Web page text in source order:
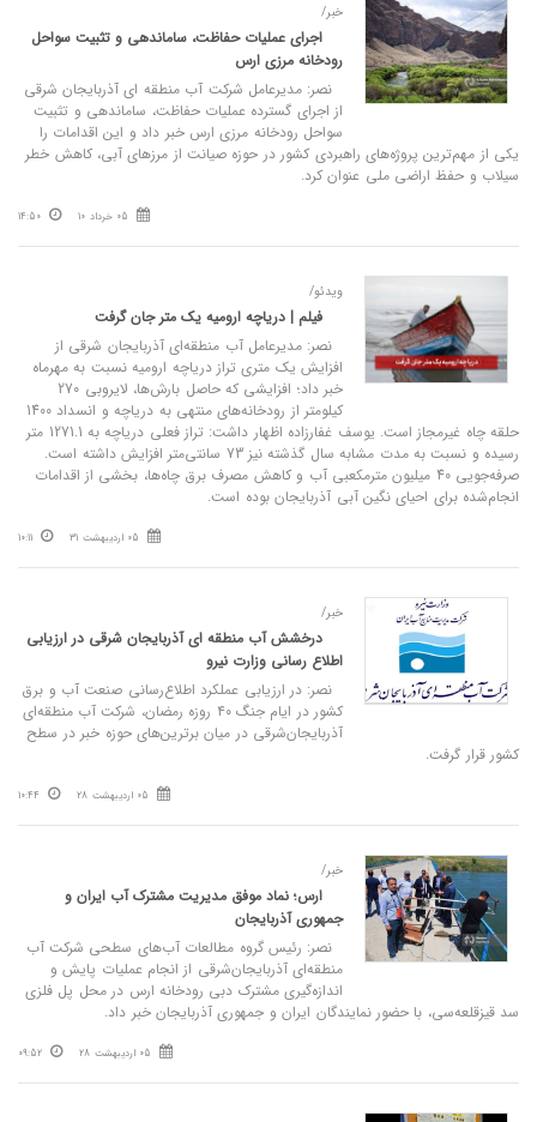
خبر/
اجرای عملیات حفاظت، ساماندهی و تثبیت سواحل
رودخانه مرزی ارس
نصر: مدیرعامل شرکت آب منطقه‌ ای آذربایجان‌ شرقی
از اجرای گسترده عملیات حفاظت، ساماندهی و تثبیت
سواحل رودخانه مرزی ارس خبر داد و این اقدامات را
یکی از مهم‌ترین پروژه‌های راهبردی کشور در حوزه صیانت از مرزهای آبی، کاهش خطر
سیلاب و حفظ اراضی ملی عنوان کرد.
05 خرداد 10 14:50
ویدئو/
فیلم | دریاچه ارومیه یک متر جان گرفت
نصر: مدیرعامل آب منطقه‌ای آذربایجان شرقی از
افزایش یک متری تراز دریاچه ارومیه نسبت به مهرماه
خبر داد؛ افزایشی که حاصل بارش‌ها، لایروبی 270
کیلومتر از رودخانه‌های منتهی به دریاچه و انسداد 1400
حلقه چاه غیرمجاز است. یوسف غفارزاده اظهار داشت: تراز فعلی دریاچه به 1271.1 متر
رسیده و نسبت به مدت مشابه سال گذشته نیز 73 سانتی‌متر افزایش داشته است.
صرفه‌جویی 40 میلیون مترمکعبی آب و کاهش مصرف برق چاه‌ها، بخشی از اقدامات
انجام‌شده برای احیای نگین آبی آذربایجان بوده است.
05 اردیبهشت 31 10:11
خبر/
درخشش آب منطقه‌ ای آذربایجان‌ شرقی در ارزیابی
اطلاع‌ رسانی وزارت نیرو
نصر: در ارزیابی عملکرد اطلاع‌رسانی صنعت آب و برق
کشور در ایام جنگ ۴۰ روزه رمضان، شرکت آب منطقه‌ای
آذربایجان‌شرقی در میان برترین‌های حوزه خبر در سطح
کشور قرار گرفت.
05 اردیبهشت 28 10:44
خبر/
ارس؛ نماد موفق مدیریت مشترک آب ایران و
جمهوری آذربایجان
نصر: رئیس گروه مطالعات آب‌های سطحی شرکت آب
منطقه‌ای آذربایجان‌شرقی از انجام عملیات پایش و
اندازه‌گیری مشترک دبی رودخانه ارس در محل پل فلزی
سد قیزقلعه‌سی، با حضور نمایندگان ایران و جمهوری آذربایجان خبر داد.
05 اردیبهشت 28 09:52